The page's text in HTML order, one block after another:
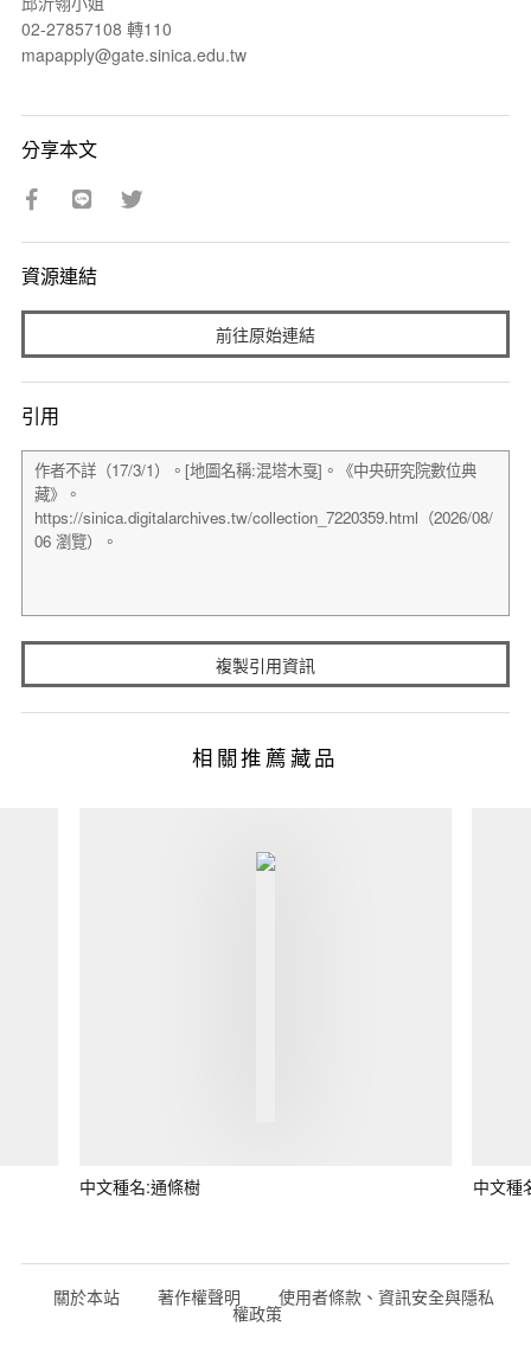
02-27857108 轉110
mapapply@gate.sinica.edu.tw
分享本文
資源連結
前往原始連結
引用
複製引用資訊
相關推薦藏品
中文種名:通條樹 中文種
關於本站 著作權聲明 使用者條款、資訊安全與隱私
權政策